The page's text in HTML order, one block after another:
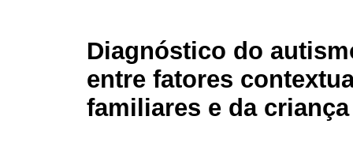
Diagnóstico do
entre fatores
familiares e da criança